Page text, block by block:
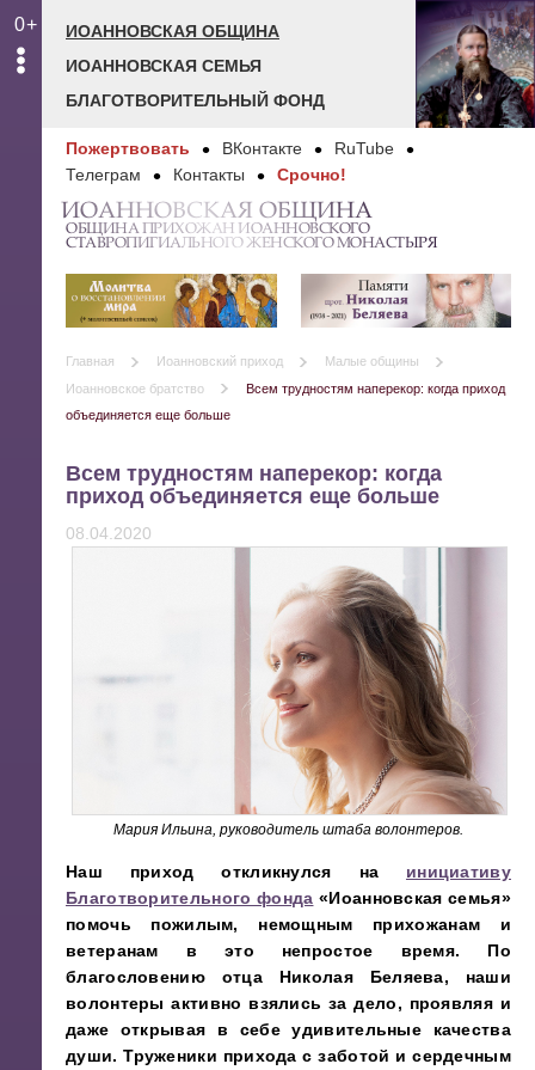
0+
ИОАННОВСКАЯ ОБЩИНА
ИОАННОВСКАЯ СЕМЬЯ
БЛАГОТВОРИТЕЛЬНЫЙ ФОНД
Пожертвовать ВКонтакте
RuTube
Телеграм
Контакты Срочно!
ИОАННОВСКАЯ ОБЩИНА
ОБЩИНА ПРИХОЖАН ИОАННОВСКОГО
СТАВРОПИГИАЛЬНОГО ЖЕНСКОГО МОНАСТЫРЯ
Главная Иоанновский приход
Малые общины
Иоанновское братство
Всем трудностям наперекор: когда приход
объединяется еще больше
Всем трудностям наперекор: когда
приход объединяется еще больше
08.04.2020
Мария Ильина, руководитель штаба волонтеров.
Наш приход откликнулся на инициативу
Благотворительного фонда «Иоанновская семья»
помочь пожилым, немощным прихожанам и
ветеранам в это непростое время. По
благословению отца Николая Беляева, наши
волонтеры активно взялись за дело, проявляя и
даже открывая в себе удивительные качества
души. Труженики прихода с заботой и сердечным